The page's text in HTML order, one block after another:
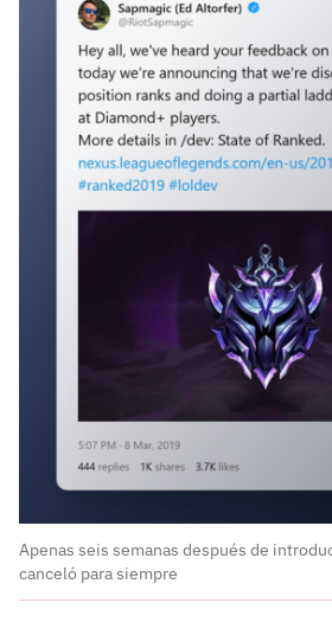
Apenas seis semanas después de
canceló para siempre